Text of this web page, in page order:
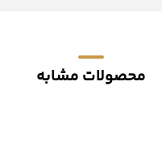
محصولات مشابه